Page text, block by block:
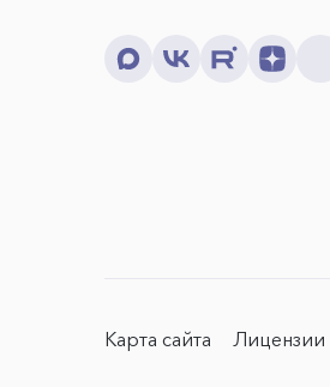
Карта сайта Лицензии